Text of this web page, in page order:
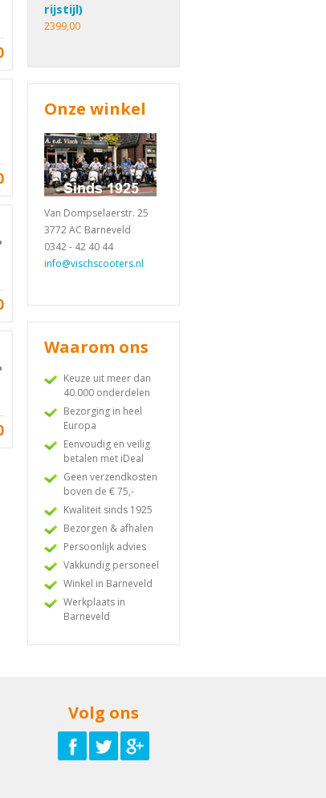
rijstijl)
2399,00
Onze winkel
Van Dompselaerstr. 25
3772 AC Barneveld
0342 - 42 40 44
info@vischscooters.nl
Waarom ons
Keuze uit meer dan
40.000 onderdelen
Bezorging in heel
Europa
Eenvoudig en veilig
betalen met iDeal
Geen verzendkosten
boven de € 75,-
Kwaliteit sinds 1925
Bezorgen & afhalen
Persoonlijk advies
Vakkundig personeel
Winkel in Barneveld
Werkplaats in
Barneveld
Volg ons